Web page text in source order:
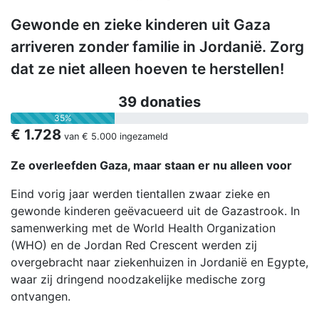
Gewonde en zieke kinderen uit Gaza
arriveren zonder familie in Jordanië. Zorg
dat ze niet alleen hoeven te herstellen!
39 donaties
35%
€ 1.728 van € 5.000 ingezameld
Ze overleefden Gaza, maar staan er nu alleen voor
Eind vorig jaar werden tientallen zwaar zieke en
gewonde kinderen geëvacueerd uit de Gazastrook. In
samenwerking met de World Health Organization
(WHO) en de Jordan Red Crescent werden zij
overgebracht naar ziekenhuizen in Jordanië en Egypte,
waar zij dringend noodzakelijke medische zorg
ontvangen.